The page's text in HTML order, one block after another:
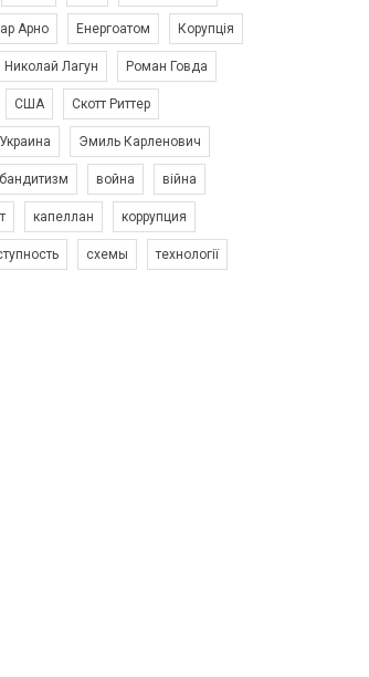
Арно Енергоатом Корупція
Николай Лагун Роман Говда
США Скотт Риттер
Украина Эмиль Карленович
бандитизм война війна
капеллан коррупция
схемы технології